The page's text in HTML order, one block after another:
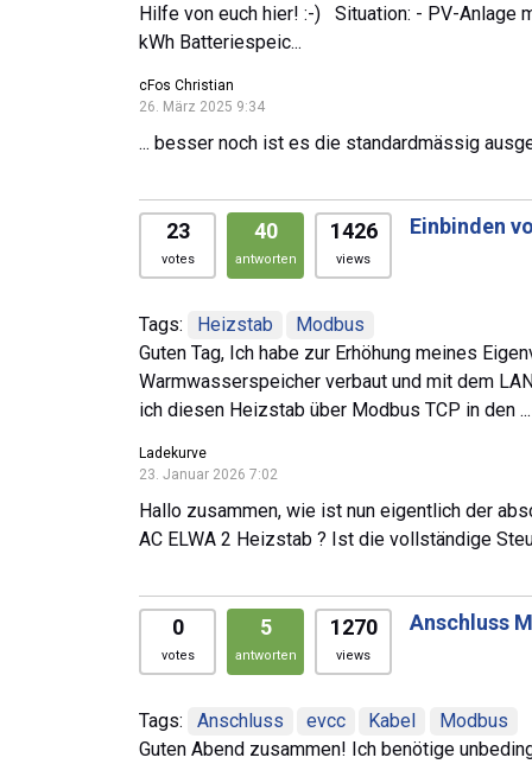
Hilfe von euch hier! :-) Situation: - PV-Anlage
kWh Batteriespeic...
cFos Christian
26. März 2025 9:34
... besser noch ist es die standardmässig
23
votes
40
antworten
1426
views
Einbinden
Tags: Heizstab
Modbus
Guten Tag, Ich habe zur Erhöhung meines
Warmwasserspeicher verbaut und mit dem
ich diesen Heizstab über Modbus TCP in den ...
Ladekurve
23. Januar 2026 7:02
Hallo zusammen, wie ist nun eigentlich der
AC ELWA 2 Heizstab ? Ist die vollständige
0
votes
5
antworten
1270
views
Anschluss
Tags: Anschluss evcc Kabel
Modbus
Guten Abend zusammen! Ich benötige